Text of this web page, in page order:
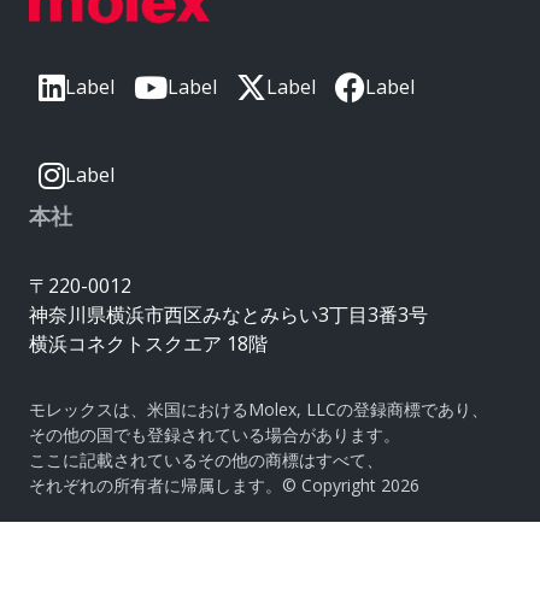
Label Label Label Label
Label
本社
〒220-0012
神奈川県横浜市西区みなとみらい3丁目3番3号
横浜コネクトスクエア 18階
モレックスは、米国におけるMolex, LLCの登録商標であり、
その他の国でも登録されている場合があります。
ここに記載されているその他の商標はすべて、
それぞれの所有者に帰属します。© Copyright 2026